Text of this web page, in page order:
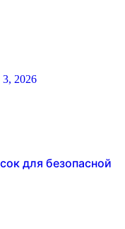
2026
для безопасной